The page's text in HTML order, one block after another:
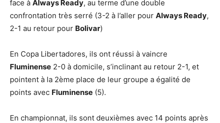
face à Always Ready, au terme d’une double
confrontation très serré (3-2 à l’aller pour Always Ready,
2-1 au retour pour Bolivar)
En Copa Libertadores, ils ont réussi à vaincre
Fluminense 2-0 à domicile, s’inclinant au retour 2-1, et
pointent à la 2ème place de leur groupe a égalité de
points avec Fluminense (5).
En championnat, ils sont deuxièmes avec 14 points après